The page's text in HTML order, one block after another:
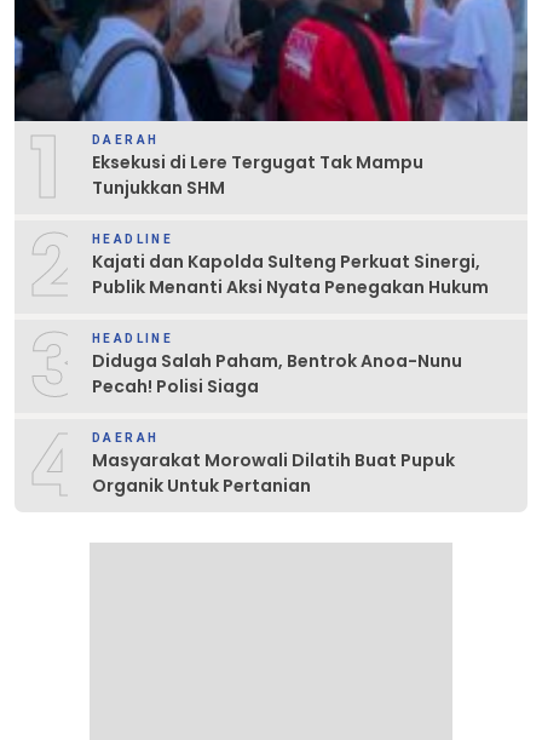
1 DAERAH
Eksekusi di Lere Tergugat Tak Mampu
Tunjukkan SHM
2 HEADLINE
Kajati dan Kapolda Sulteng Perkuat Sinergi,
Publik Menanti Aksi Nyata Penegakan Hukum
3 HEADLINE
Diduga Salah Paham, Bentrok Anoa-Nunu
Pecah! Polisi Siaga
4 DAERAH
Masyarakat Morowali Dilatih Buat Pupuk
Organik Untuk Pertanian